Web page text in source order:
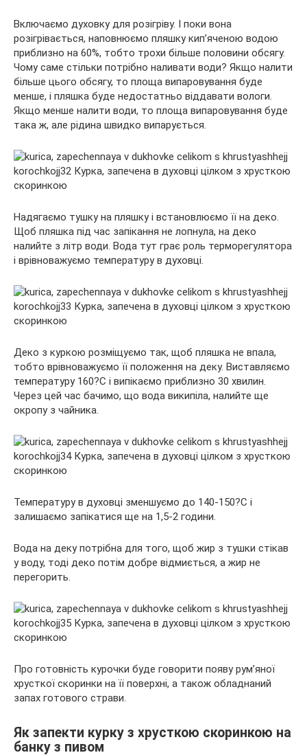
Включаємо духовку для розігріву. І поки вона
розігрівається, наповнюємо пляшку кип’яченою водою
приблизно на 60%, тобто трохи більше половини обсягу.
Чому саме стільки потрібно наливати води? Якщо налити
більше цього обсягу, то площа випаровування буде
менше, і пляшка буде недостатньо віддавати вологи.
Якщо менше налити води, то площа випаровування буде
така ж, але рідина швидко випарується.
Надягаємо тушку на пляшку і встановлюємо її на деко.
Щоб пляшка під час запікання не лопнула, на деко
налийте з літр води. Вода тут грає роль терморегулятора
і врівноважуємо температуру в духовці.
Деко з куркою розміщуємо так, щоб пляшка не впала,
тобто врівноважуємо її положення на деку. Виставляємо
температуру 160?С і випікаємо приблизно 30 хвилин.
Через цей час бачимо, що вода википіла, налийте ще
окропу з чайника.
Температуру в духовці зменшуємо до 140-150?С і
залишаємо запікатися ще на 1,5-2 години.
Вода на деку потрібна для того, щоб жир з тушки стікав
у воду, тоді деко потім добре відмиється, а жир не
перегорить.
Про готовність курочки буде говорити появу рум’яної
хрусткої скоринки на її поверхні, а також обладнаний
запах готового страви.
Як запекти курку з хрусткою скоринкою на
банку з пивом